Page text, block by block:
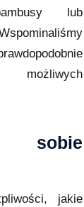
lub
sobie
jakie